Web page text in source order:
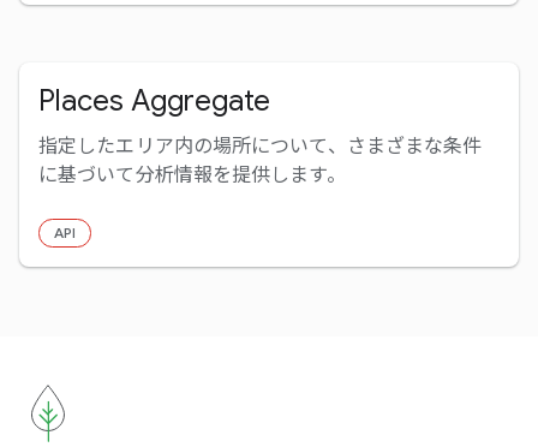
Places Aggregate
指定したエリア内の場所について、さまざまな条件
に基づいて分析情報を提供します。
API